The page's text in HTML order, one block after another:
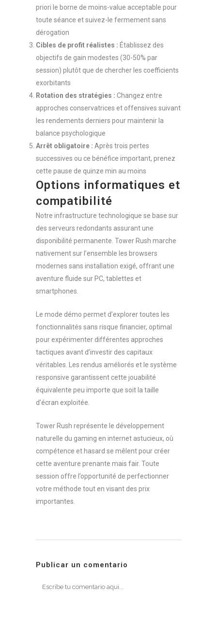
priori le borne de moins-value acceptable pour
toute séance et suivez-le fermement sans
dérogation
Cibles de profit réalistes : Établissez des
objectifs de gain modestes (30-50% par
session) plutôt que de chercher les coefficients
exorbitants
Rotation des stratégies : Changez entre
approches conservatrices et offensives suivant
les rendements derniers pour maintenir la
balance psychologique
Arrêt obligatoire : Après trois pertes
successives ou ce bénéfice important, prenez
cette pause de quinze min au moins
Options informatiques et
compatibilité
Notre infrastructure technologique se base sur
des serveurs redondants assurant une
disponibilité permanente. Tower Rush marche
nativement sur l’ensemble les browsers
modernes sans installation exigé, offrant une
aventure fluide sur PC, tablettes et
smartphones.
Le mode démo permet d’explorer toutes les
fonctionnalités sans risque financier, optimal
pour expérimenter différentes approches
tactiques avant d’investir des capitaux
véritables. Les rendus améliorés et le système
responsive garantissent cette jouabilité
équivalente peu importe que soit la taille
d’écran exploitée.
Tower Rush représente le développement
naturelle du gaming en internet astucieux, où
compétence et hasard se mêlent pour créer
cette aventure prenante mais fair. Toute
session offre l’opportunité de perfectionner
votre méthode tout en visant des prix
importantes.
Publicar un comentario